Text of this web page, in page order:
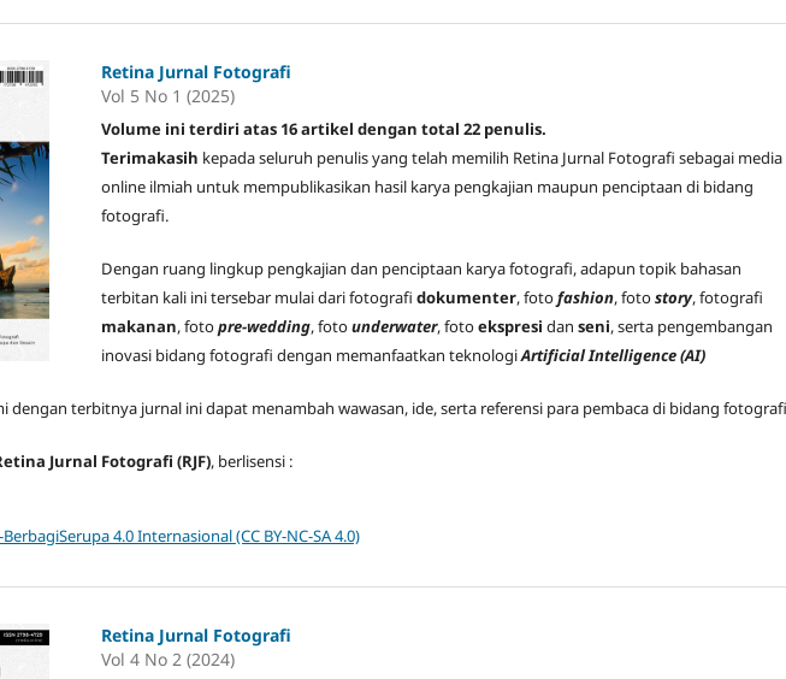
Retina Jurnal Fotografi
Vol 5 No 1 (2025)
Volume ini terdiri atas 16 artikel dengan total 22 penulis.
Terimakasih kepada seluruh penulis yang telah memilih Retina Jurnal Fotografi sebagai media
online ilmiah untuk mempublikasikan hasil karya pengkajian maupun penciptaan di bidang
fotografi.
Dengan ruang lingkup pengkajian dan penciptaan karya fotografi, adapun topik bahasan
terbitan kali ini tersebar mulai dari fotografidokumenter, fotofashion, fotostory, fotografi
makanan, fotopre-wedding, fotounderwater, fotoekspresi danseni, serta pengembangan
inovasi bidang fotografi dengan memanfaatkan teknologiArtificial Intelligence (AI)
dengan terbitnya jurnal ini dapat menambah wawasan, ide, serta referensi para pembaca di bidang
Jurnal Fotografi (RJF), berlisensi :
4.0 Internasional (CC BY-NC-SA 4.0)
Retina Jurnal Fotografi
Vol 4 No 2 (2024)